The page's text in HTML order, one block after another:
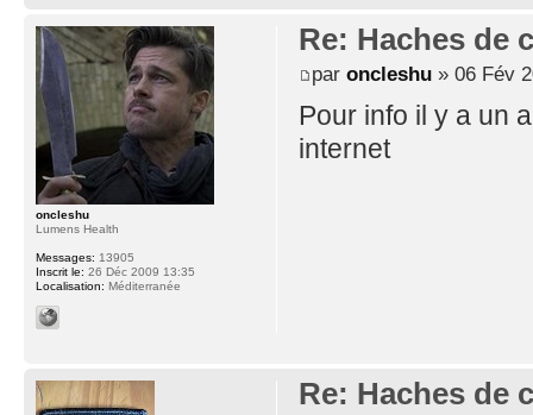
Re: Haches de
par oncleshu» 06 Fév
Pour info il y a un
internet
oncleshu
Lumens Health
Messages: 13905
Inscrit le: 26 Déc 2009 13:35
Localisation: Méditerranée
Re: Haches de